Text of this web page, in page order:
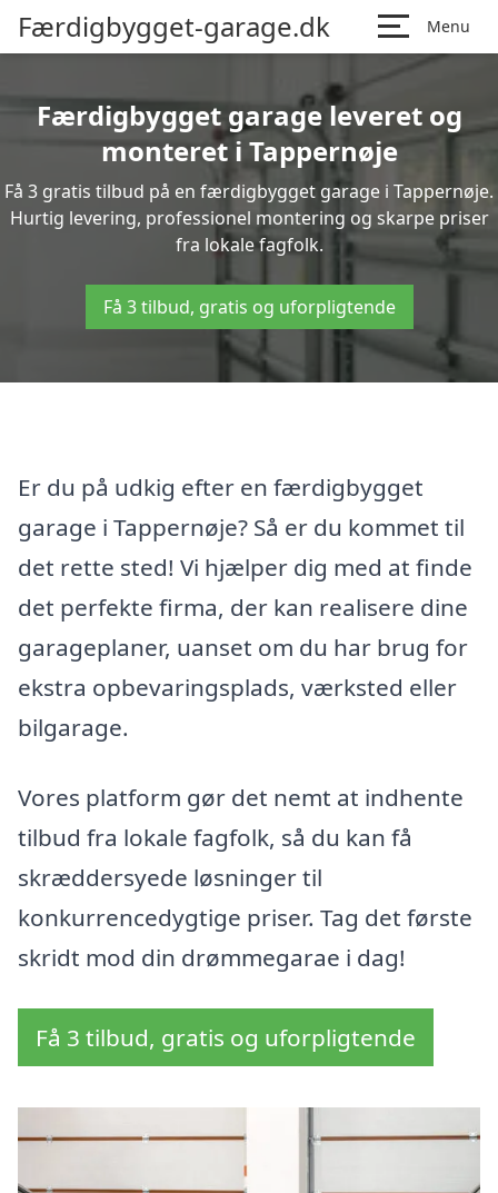
Færdigbygget-garage.dk Menu
Færdigbygget garage leveret og
monteret i Tappernøje
Få 3 gratis tilbud på en færdigbygget garage i Tappernøje.
Hurtig levering, professionel montering og skarpe priser
fra lokale fagfolk.
Få 3 tilbud, gratis og uforpligtende
Er du på udkig efter en færdigbygget
garage i Tappernøje? Så er du kommet til
det rette sted! Vi hjælper dig med at finde
det perfekte firma, der kan realisere dine
garageplaner, uanset om du har brug for
ekstra opbevaringsplads, værksted eller
bilgarage.
Vores platform gør det nemt at indhente
tilbud fra lokale fagfolk, så du kan få
skræddersyede løsninger til
konkurrencedygtige priser. Tag det første
skridt mod din drømmegarae i dag!
Få 3 tilbud, gratis og uforpligtende